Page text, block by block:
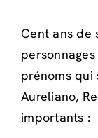
Cent ans de
prénoms qui
Aureliano,
importants :